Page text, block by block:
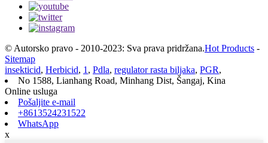
© Autorsko pravo - 2010-2023: Sva prava pridržana.Hot Products -
Sitemap
insekticid, Herbicid, 1 , Pdla, regulator rasta biljaka, PGR,
No 1588, Lianhang Road, Minhang Dist, Šangaj, Kina
Online usluga
Pošaljite e-mail
+8613524231522
WhatsApp
x